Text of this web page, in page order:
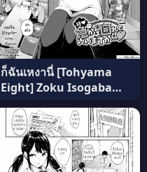
ก็ฉันเหงานี่ [Tohyama
Eight] Zoku Isogaba
Maware to Iimasu ga
แปลไทย